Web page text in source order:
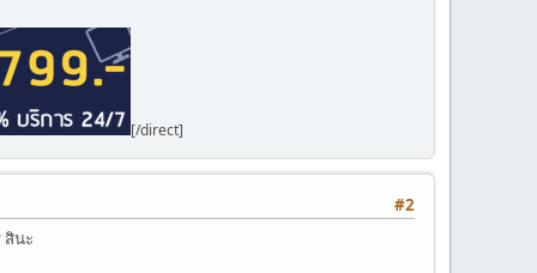
[/direct]
#2
สินะ